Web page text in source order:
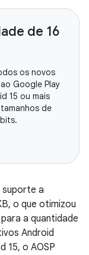
de 16
os novos
Google Play
15 ou mais
de
a
o que otimizou
a quantidade
Android
15, o AOSP